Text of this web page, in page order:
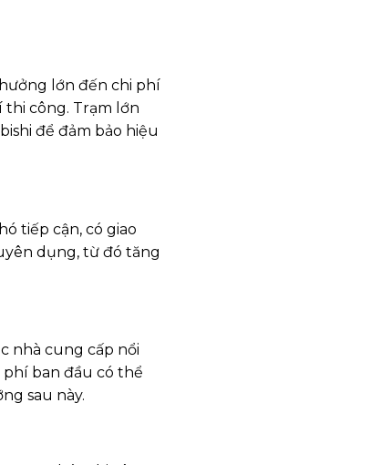
lớn đến chi phí
công. Trạm lớn
để đảm bảo hiệu
tiếp cận, có giao
dụng, từ đó tăng
nhà cung cấp nổi
phí ban đầu có thể
sau này.